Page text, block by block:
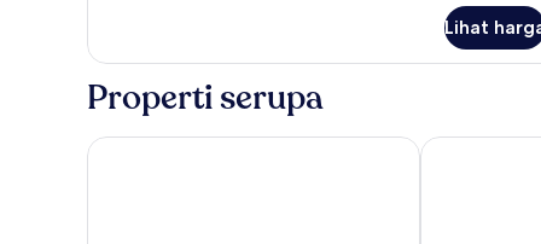
Kamar
Ekonomi,
pemandangan
kota
Lihat
Properti serupa
Park Inn by